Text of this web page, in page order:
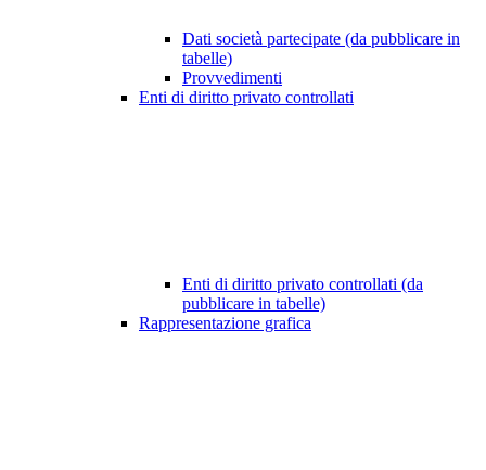
Dati società partecipate (da pubblicare in
tabelle)
Provvedimenti
Enti di diritto privato controllati
Enti di diritto privato controllati (da
pubblicare in tabelle)
Rappresentazione grafica